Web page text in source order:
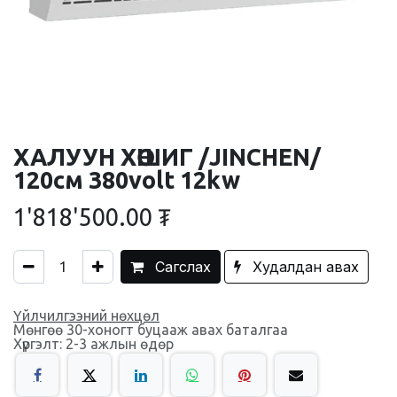
ХАЛУУН ХӨШИГ /JINCHEN/
120см 380volt 12kw
1'818'500.00 ₮
Сагслах Худалдан авах
Үйлчилгээний нөхцөл
Мөнгөө 30-хоногт буцааж авах баталгаа
Хүргэлт: 2-3 ажлын өдөр